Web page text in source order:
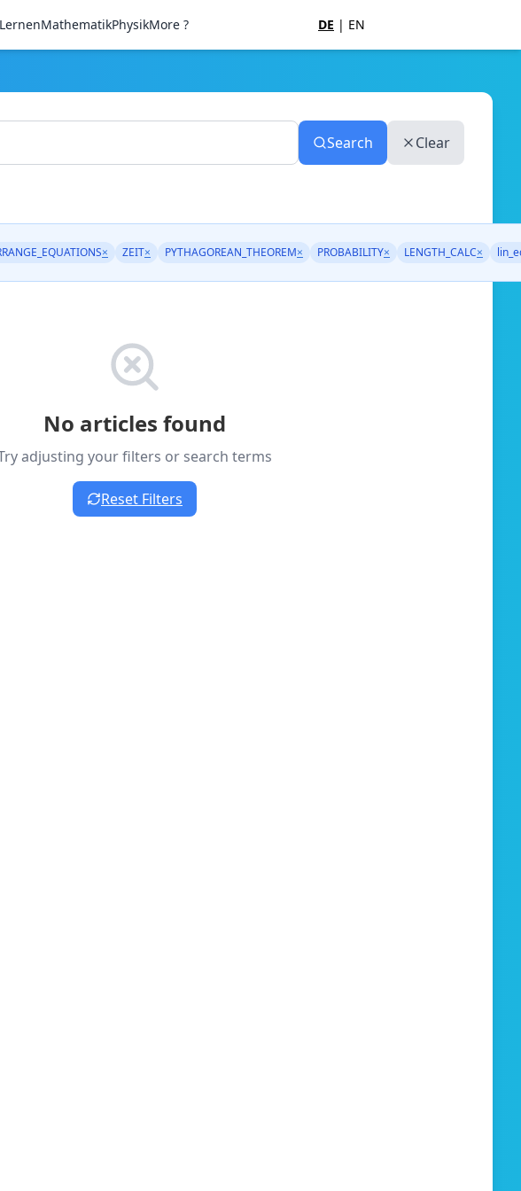
MathematikPhysikMore ? DE | EN
Search Clear
× ZEIT× PYTHAGOREAN_THEOREM× PROBABILITY× LENGTH_CALC×
No articles found
adjusting your filters or search terms
Reset Filters